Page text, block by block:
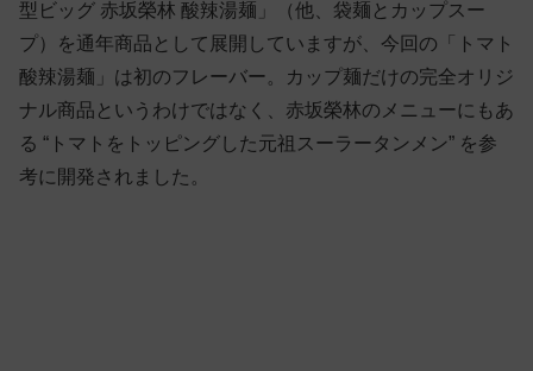
型ビッグ 赤坂榮林 酸辣湯麺」（他、袋麺とカップスー
プ）を通年商品として展開していますが、今回の「トマト
酸辣湯麺」は初のフレーバー。カップ麺だけの完全オリジ
ナル商品というわけではなく、赤坂榮林のメニューにもあ
る “トマトをトッピングした元祖スーラータンメン” を参
考に開発されました。